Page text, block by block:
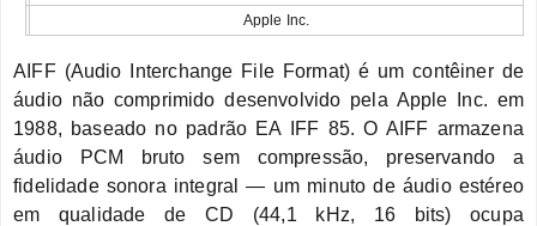
Apple Inc.
AIFF (Audio Interchange File Format) é um contêiner de
áudio não comprimido desenvolvido pela Apple Inc. em
1988, baseado no padrão EA IFF 85. O AIFF armazena
áudio PCM bruto sem compressão, preservando a
fidelidade sonora integral — um minuto de áudio estéreo
em qualidade de CD (44,1 kHz, 16 bits) ocupa